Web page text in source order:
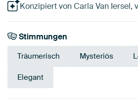
Konzipiert von Carla Van Iersel,
Stimmungen
Träumerisch Mysteriös
Elegant